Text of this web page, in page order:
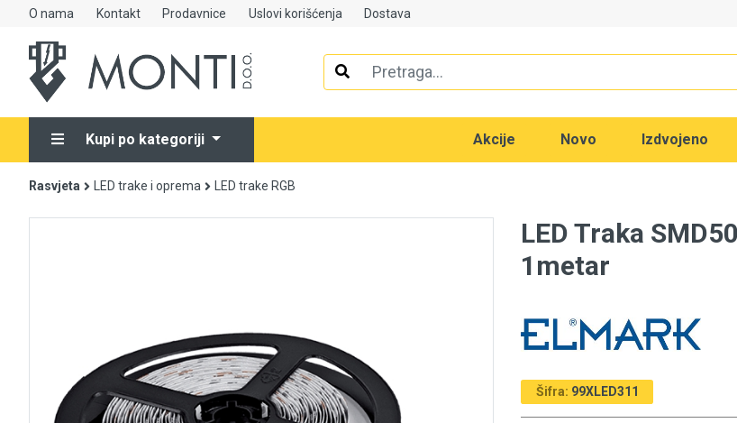
O nama Kontakt Prodavnice Uslovi korišćenja Dostava
Kupi po kategoriji Akcije Novo Izdvojeno
Alati
Elektrooprema
Grijanje i klimatizacija
Mjerno-regulaciona oprema
Vijčana roba
Rasvjeta LED trake i oprema LED trake RGB
LED Traka
1metar
Šifra: 99XLED311